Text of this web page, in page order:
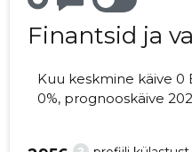
Finantsid ja
Kuu keskmine käive 0
0%, prognooskäive